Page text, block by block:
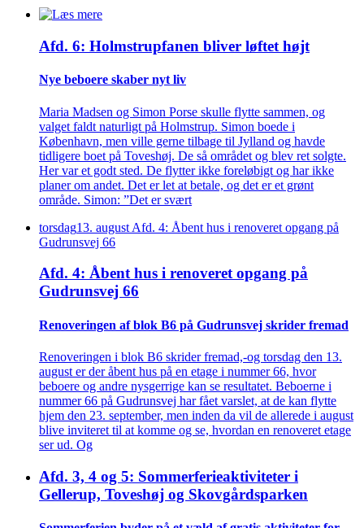
Afd. 6: Holmstrupfanen bliver løftet højt
Nye beboere skaber nyt liv
Maria Madsen og Simon Porse skulle flytte sammen, og
valget faldt naturligt på Holmstrup. Simon boede i
København, men ville gerne tilbage til Jylland og havde
tidligere boet på Toveshøj. De så området og blev ret solgte.
Her var et godt sted. De flytter ikke foreløbigt og har ikke
planer om andet. Det er let at betale, og det er et grønt
område. Simon: ”Det er svært
torsdag13. august Afd. 4: Åbent hus i renoveret opgang på
Gudrunsvej 66
Afd. 4: Åbent hus i renoveret opgang på
Gudrunsvej 66
Renove­ringen af blok B6 på Gudrunsvej skrider fremad
Renoveringen i blok B6 skrider fremad,-og torsdag den 13.
august er der åbent hus på en etage i nummer 66, hvor
beboere og andre nysgerrige kan se resultatet. Beboerne i
nummer 66 på Gudrunsvej har fået varslet, at de kan flytte
hjem den 23. september, men inden da vil de allerede i august
blive inviteret til at komme og se, hvordan en renoveret etage
ser ud. Og
Afd. 3, 4 og 5: Sommer­ferie­aktiviteter i
Gellerup, Toveshøj og Skovgårds­parken